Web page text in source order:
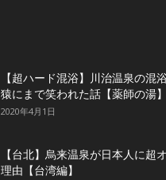
【超ハード混浴】川治温泉の混
猿にまで笑われた話【薬師の湯
2020年4月1日
【台北】烏来温泉が日本人に超
理由【台湾編】